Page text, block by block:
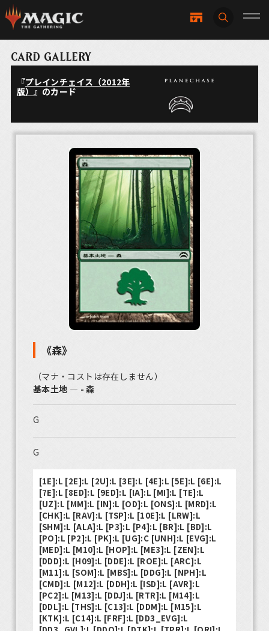
CARD GALLERY
『プレインチェイス（2012年
版）』のカード
《森》
（マナ・コストは存在しません）
基本土地 ― - 森
G
G
[1E]:L [2E]:L [2U]:L [3E]:L [4E]:L [5E]:L [6E]:L
[7E]:L [8ED]:L [9ED]:L [IA]:L [MI]:L [TE]:L
[UZ]:L [MM]:L [IN]:L [OD]:L [ONS]:L [MRD]:L
[CHK]:L [RAV]:L [TSP]:L [10E]:L [LRW]:L
[SHM]:L [ALA]:L [P3]:L [P4]:L [BR]:L [BD]:L
[PO]:L [P2]:L [PK]:L [UG]:C [UNH]:L [EVG]:L
[MED]:L [M10]:L [HOP]:L [ME3]:L [ZEN]:L
[DDD]:L [H09]:L [DDE]:L [ROE]:L [ARC]:L
[M11]:L [SOM]:L [MBS]:L [DDG]:L [NPH]:L
[CMD]:L [M12]:L [DDH]:L [ISD]:L [AVR]:L
[PC2]:L [M13]:L [DDJ]:L [RTR]:L [M14]:L
[DDL]:L [THS]:L [C13]:L [DDM]:L [M15]:L
[KTK]:L [C14]:L [FRF]:L [DD3_EVG]:L